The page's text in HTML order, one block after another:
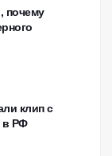
почему
клип с
в РФ